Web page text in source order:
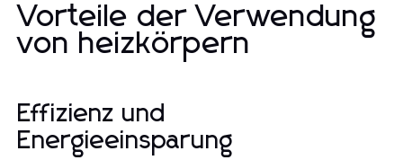
Vorteile der Verwendung
von heizkörpern
Effizienz und
Energieeinsparung